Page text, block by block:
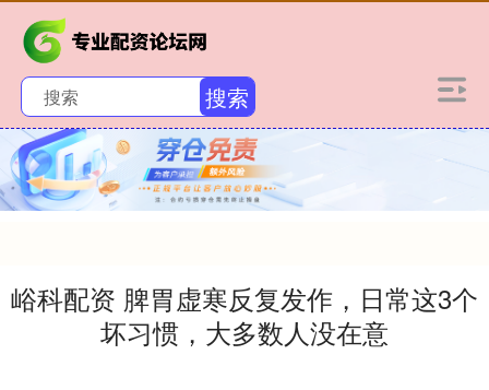
搜索
峪科配资 脾胃虚寒反复发作，日常这3个
坏习惯，大多数人没在意